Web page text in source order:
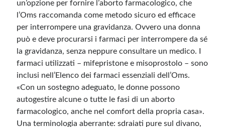
un’opzione per fornire l’aborto farmacologico, che
l’Oms raccomanda come metodo sicuro ed efficace
per interrompere una gravidanza. Ovvero una donna
può e deve procurarsi i farmaci per interrompere da sé
la gravidanza, senza neppure consultare un medico. I
farmaci utilizzati – mifepristone e misoprostolo – sono
inclusi nell’Elenco dei farmaci essenziali dell’Oms.
«Con un sostegno adeguato, le donne possono
autogestire alcune o tutte le fasi di un aborto
farmacologico, anche nel comfort della propria casa».
Una terminologia aberrante: sdraiati pure sul divano,